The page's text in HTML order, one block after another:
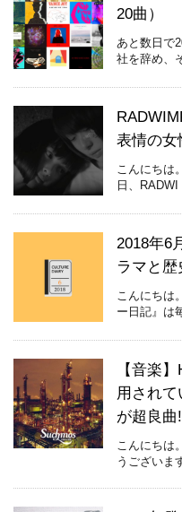
20曲）
あと数日で
社を辞め、
表情の女
こんにちは
日、RADWI
2018年6
ラマと歴
こんにちは
ー日記』は
【音楽
用されて
が超良曲
こんにちは
うございま